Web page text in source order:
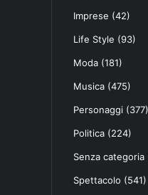
Imprese (42)
Life Style (93)
Moda (181)
Musica (475)
Personaggi (377)
Politica (224)
Senza categoria
Spettacolo (541)